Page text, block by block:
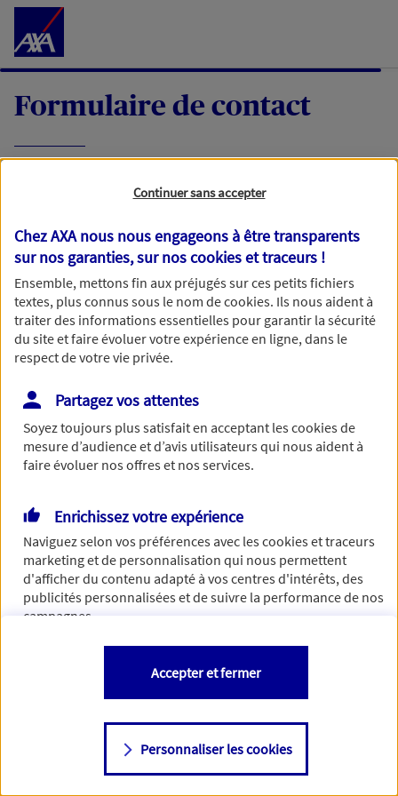
Accéder au Contenu
Formulaire de contact
demande, nous vous répondrons dans les
meilleurs délais par mail ou par téléphone.
Votre message :
Vous disposez de droits sur les informations vous concernant. Pour
plus d’informations,cliquez ici.
Continuer sans accepter
Chez AXA nous nous engageons à être transparents
sur nos garanties, sur noscookies et traceurs !
Ensemble, mettons fin aux préjugés sur ces petits fichiers
textes, plus connus sous le nom decookies. Ils nous aident à
traiter des informations essentielles pour garantir la sécurité
du site et faire évoluer votre expérience en ligne, dans le
respect de votre vie privée.
Partagez vos attentes
Soyez toujours plus satisfait en acceptant lescookiesde
mesure d’audience et d’avis utilisateurs qui nous aident à
faire évoluer nos offres et nos services.
Enrichissez votre expérience
Naviguez selon vos préférences avec lescookies et traceurs
marketing et de personnalisation qui nous permettent
d'afficher du contenu adapté à vos centres d'intérêts, des
publicités personnalisées et de suivre la performance de nos
campagnes.
Vous êtes libre de les accepter, de les refuser comme de
changer d'avis à tout moment en allant sur
Consulter notre politique decookies
Personnaliser les cookies
Accepter et fermer